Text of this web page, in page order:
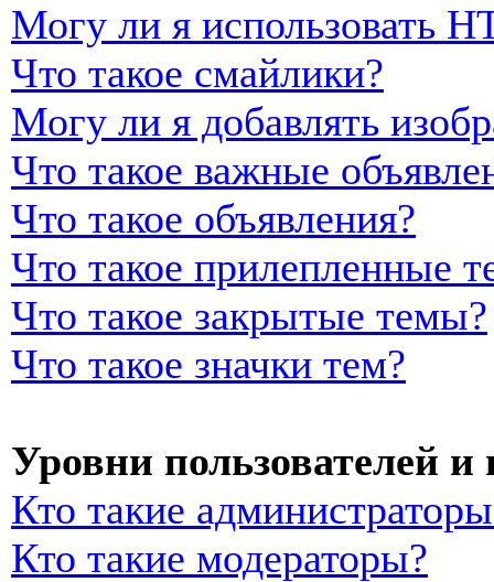
Могу ли я использовать
Что такое смайлики?
Могу ли я добавлять
Что такое важные
Что такое объявления?
Что такое прилепленные
Что такое закрытые темы?
Что такое значки тем?
Уровни пользователей
Кто такие
Кто такие модераторы?